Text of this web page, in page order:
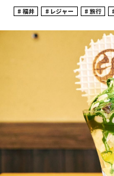
福井 レジャー 旅行